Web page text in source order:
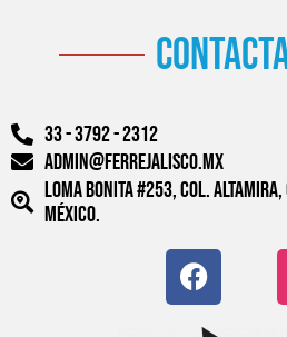
33 - 3792 - 2312
admin@ferrejalisco.mx
Loma Bonita #253, Col. Altamira,
México.
F
a